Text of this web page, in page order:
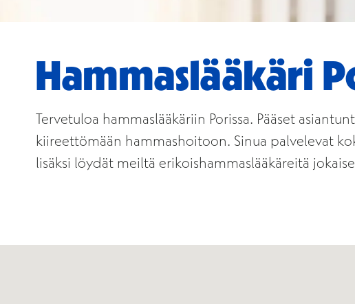
Hammaslääkäri
Tervetuloa hammaslääkäriin Porissa. Pääset
kiireettömään hammashoitoon. Sinua palvelevat
lisäksi löydät meiltä erikoishammaslääkäreitä